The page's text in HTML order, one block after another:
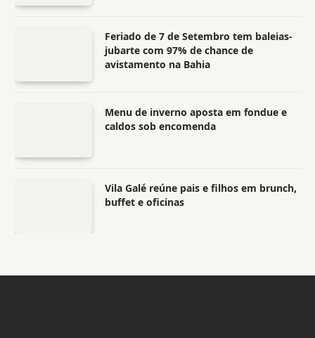
Feriado de 7 de Setembro tem baleias-
jubarte com 97% de chance de
avistamento na Bahia
Menu de inverno aposta em fondue e
caldos sob encomenda
Vila Galé reúne pais e filhos em brunch,
buffet e oficinas